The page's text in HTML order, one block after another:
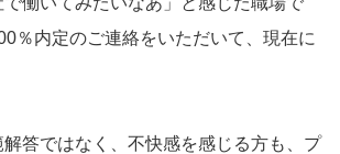
％内定のご連絡をいただいて、現在に
解答ではなく、不快感を感じる方も、プ